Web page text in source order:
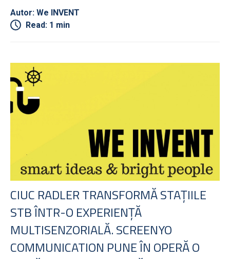
Autor: We INVENT
Read: 1 min
CIUC RADLER TRANSFORMĂ STAȚIILE
STB ÎNTR-O EXPERIENȚĂ
MULTISENZORIALĂ. SCREENYO
COMMUNICATION PUNE ÎN OPERĂ O